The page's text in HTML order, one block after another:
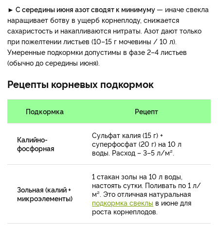
► С середины июня азот сводят к минимуму— иначе свекла
наращивает ботву в ущерб корнеплоду, снижается
сахаристость и накапливаются нитраты. Азот дают только
при пожелтении листьев (10–15 г мочевины / 10 л).
Умеренные подкормки допустимы в фазе 2–4 листьев
(обычно до середины июня).
Рецепты корневых подкормок
Подкормка Рецепт
Калийно-
фосфорная
Сульфат калия (15 г) +
суперфосфат (20 г) на 10 л
воды. Расход – 3–5 л/м².
Зольная (калий +
микроэлементы)
1 стакан золы на 10 л воды,
настоять сутки. Поливать по 1 л/
м². Это отличная натуральная
подкормка свеклы в июне для
роста корнеплодов.